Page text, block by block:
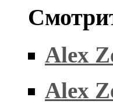
Alex
Alex